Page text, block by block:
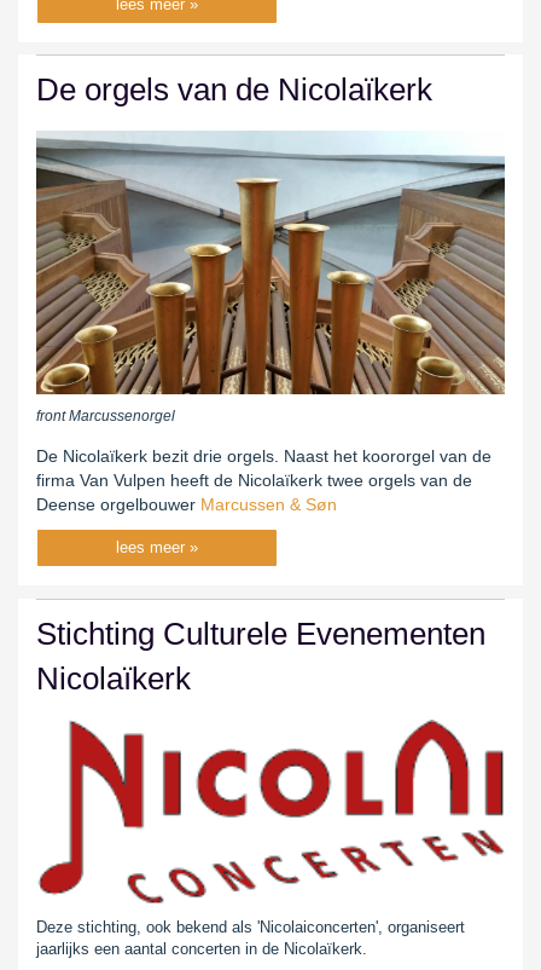
lees meer »
De orgels van de Nicolaïkerk
front Marcussenorgel
De Nicolaïkerk bezit drie orgels. Naast het koororgel van de
firma Van Vulpen heeft de Nicolaïkerk twee orgels van de
Deense orgelbouwer Marcussen & Søn
lees meer »
Stichting Culturele Evenementen
Nicolaïkerk
Deze stichting, ook bekend als 'Nicolaiconcerten', organiseert
jaarlijks een aantal concerten in de Nicolaïkerk.